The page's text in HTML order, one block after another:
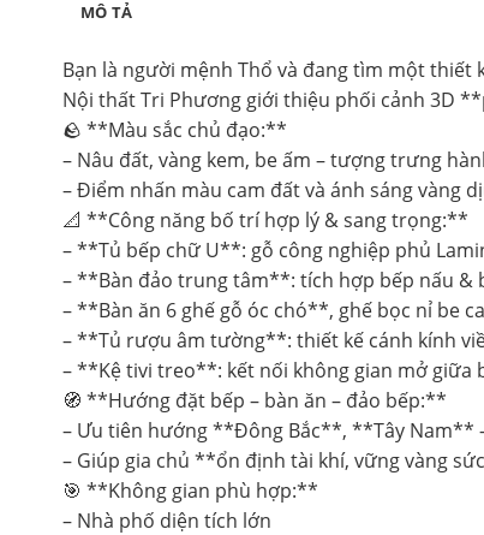
MÔ TẢ
Bạn là người mệnh Thổ và đang tìm một
Nội thất Tri Phương giới thiệu phối cảnh 3D
🪨 **Màu sắc chủ đạo:**
– Nâu đất, vàng kem, be ấm – tượng trưng
– Điểm nhấn màu cam đất và ánh sáng vàng
📐 **Công năng bố trí hợp lý & sang trọng:**
– **Tủ bếp chữ U**: gỗ công nghiệp phủ
– **Bàn đảo trung tâm**: tích hợp bếp nấu &
– **Bàn ăn 6 ghế gỗ óc chó**, ghế bọc nỉ be
– **Tủ rượu âm tường**: thiết kế cánh kính
– **Kệ tivi treo**: kết nối không gian mở giữa
🧭 **Hướng đặt bếp – bàn ăn – đảo bếp:**
– Ưu tiên hướng **Đông Bắc**, **Tây Nam**
– Giúp gia chủ **ổn định tài khí, vững vàng
🎯 **Không gian phù hợp:**
– Nhà phố diện tích lớn